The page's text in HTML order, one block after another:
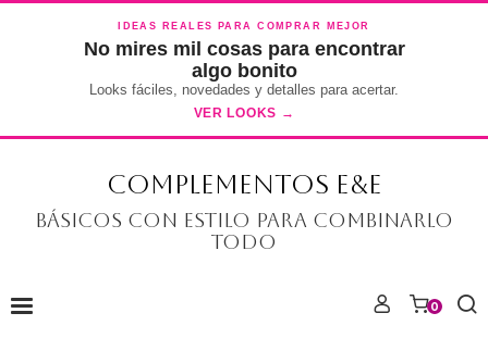
IDEAS REALES PARA COMPRAR MEJOR
No mires mil cosas para encontrar
algo bonito
Looks fáciles, novedades y detalles para acertar.
VER LOOKS →
COMPLEMENTOS E&E
Básicos con estilo para combinarlo
todo
0